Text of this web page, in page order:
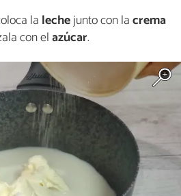
la lechejunto con lacrema
con elazúcar.